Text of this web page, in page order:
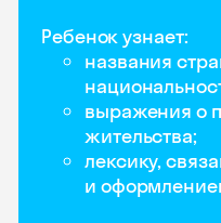
Ребенок узнает:
названия
выражения о
жительства;
лексику,
и